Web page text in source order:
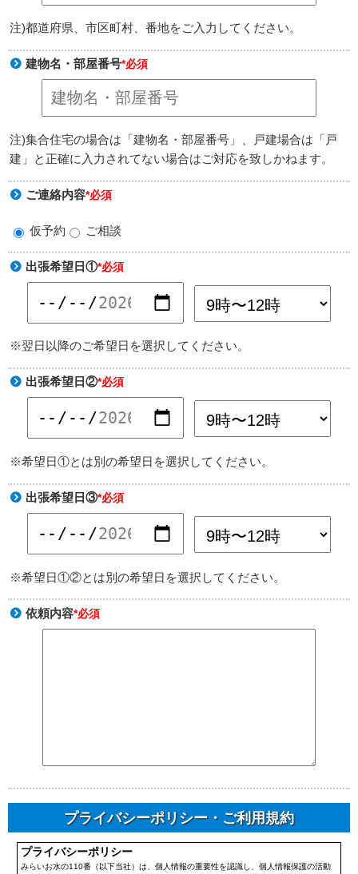
注)都道府県、市区町村、番地をご入力してください。
建物名・部屋番号*必須
注)集合住宅の場合は「建物名・部屋番号」、戸建場合は「戸
建」と正確に入力されてない場合はご対応を致しかねます。
ご連絡内容*必須
仮予約 ご相談
出張希望日①*必須
※翌日以降のご希望日を選択してください。
出張希望日②*必須
※希望日①とは別の希望日を選択してください。
出張希望日③*必須
※希望日①②とは別の希望日を選択してください。
依頼内容*必須
プライバシーポリシー・ご利用規約
プライバシーポリシー
みらいお水の110番（以下当社）は、個人情報の重要性を認識し、個人情報保護の活動